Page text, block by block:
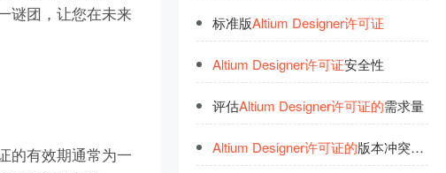
谜团，让您在未来
的有效期通常为一
标准版Altium Designer许可证
Altium Designer许可证安全性
评估Altium Designer许可证的需求量
Altium Designer许可证的版本冲突问题